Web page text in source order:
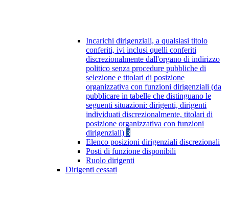
Incarichi dirigenziali, a qualsiasi titolo
conferiti, ivi inclusi quelli conferiti
discrezionalmente dall'organo di indirizzo
politico senza procedure pubbliche di
selezione e titolari di posizione
organizzativa con funzioni dirigenziali (da
pubblicare in tabelle che distinguano le
seguenti situazioni: dirigenti, dirigenti
individuati discrezionalmente, titolari di
posizione organizzativa con funzioni
dirigenziali) 3
Elenco posizioni dirigenziali discrezionali
Posti di funzione disponibili
Ruolo dirigenti
Dirigenti cessati